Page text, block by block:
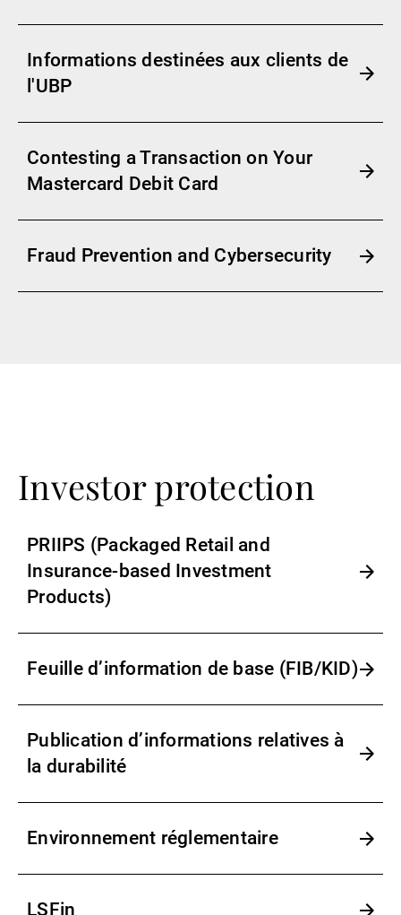
Informations destinées aux clients de
l'UBP
Contesting a Transaction on Your
Mastercard Debit Card
Fraud Prevention and Cybersecurity
Investor protection
PRIIPS (Packaged Retail and
Insurance-based Investment
Products)
Feuille d’information de base (FIB/KID)
Publication d’informations relatives à
la durabilité
Environnement réglementaire
LSFin